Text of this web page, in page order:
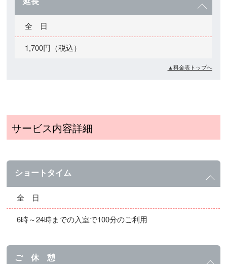
全 日
1,700円（税込）
▲料金表トップへ
サービス内容詳細
ショートタイム
全 日
6時～24時までの入室で100分のご利用
ご 休 憩